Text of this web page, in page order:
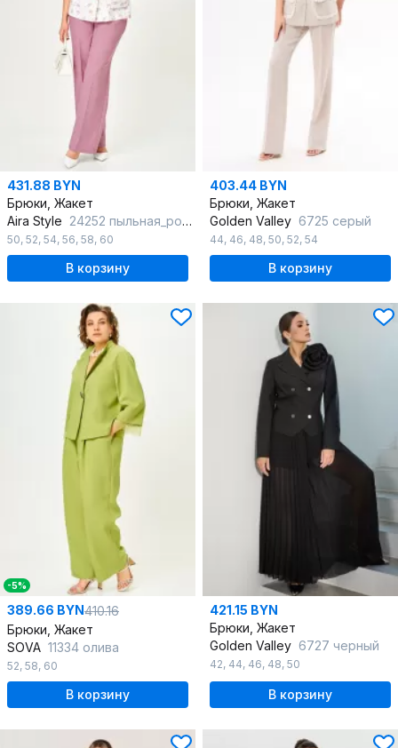
431.88 BYN
Брюки, Жакет
Aira Style 24252 пыльная_роза+ белый
50, 52, 54, 56, 58, 60
В корзину
403.44 BYN
Брюки, Жакет
Golden Valley 6725 серый
44, 46, 48, 50, 52, 54
В корзину
-5%
389.66 BYN410.16
Брюки, Жакет
SOVA 11334 олива
52, 58, 60
В корзину
421.15 BYN
Брюки, Жакет
Golden Valley 6727 черный
42, 44, 46, 48, 50
В корзину